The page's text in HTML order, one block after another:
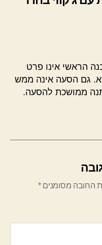
הראשי אינו פרט
גם הסעה אינה ממש
ממושכת להסעה.
החובה מסומנים*